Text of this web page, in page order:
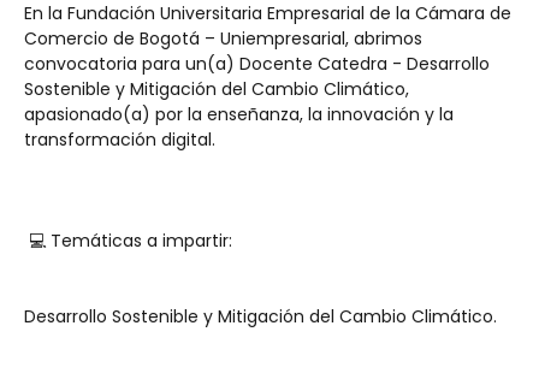
En la Fundación Universitaria Empresarial de la Cámara de
Comercio de Bogotá – Uniempresarial, abrimos
convocatoria para un(a) Docente Catedra - Desarrollo
Sostenible y Mitigación del Cambio Climático,
apasionado(a) por la enseñanza, la innovación y la
transformación digital.
💻 Temáticas a impartir:
Desarrollo Sostenible y Mitigación del Cambio Climático.